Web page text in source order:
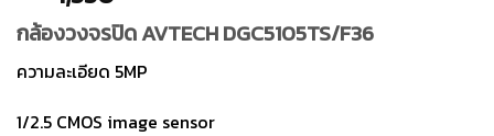
กล้องวงจรปิด AVTECH DGC5105TS/F36
ความละเอียด 5MP
1/2.5 CMOS image sensor